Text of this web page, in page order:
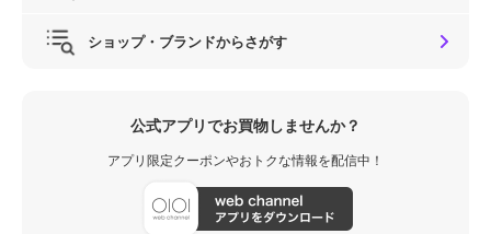
ショップ・ブランドからさがす
公式アプリでお買物しませんか？
アプリ限定クーポンやおトクな情報を配信中！